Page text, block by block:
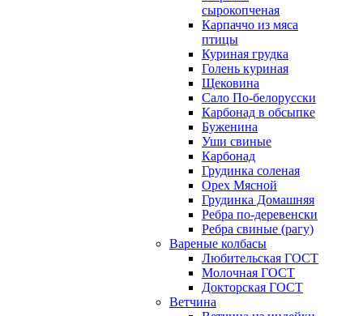
сырокопченая
Карпаччо из мяса
птицы
Куриная грудка
Голень куриная
Щековина
Сало По-белорусски
Карбонад в обсыпке
Буженина
Уши свиные
Карбонад
Грудинка соленая
Орех Мясной
Грудинка Домашняя
Ребра по-деревенски
Ребра свиные (рагу)
Вареные колбасы
Любительская ГОСТ
Молочная ГОСТ
Докторская ГОСТ
Ветчина